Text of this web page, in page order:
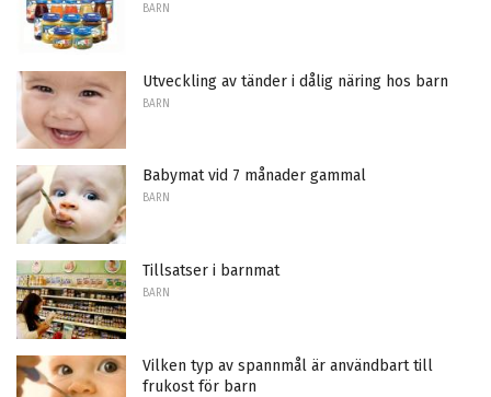
BARN
Utveckling av tänder i dålig näring hos barn
BARN
Babymat vid 7 månader gammal
BARN
Tillsatser i barnmat
BARN
Vilken typ av spannmål är användbart till
frukost för barn